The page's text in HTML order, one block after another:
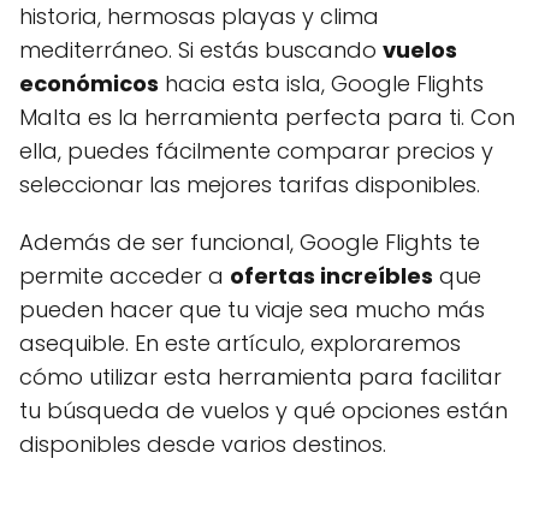
historia, hermosas playas y clima
mediterráneo. Si estás buscando vuelos
económicos hacia esta isla, Google Flights
Malta es la herramienta perfecta para ti. Con
ella, puedes fácilmente comparar precios y
seleccionar las mejores tarifas disponibles.
Además de ser funcional, Google Flights te
permite acceder a ofertas increíbles que
pueden hacer que tu viaje sea mucho más
asequible. En este artículo, exploraremos
cómo utilizar esta herramienta para facilitar
tu búsqueda de vuelos y qué opciones están
disponibles desde varios destinos.